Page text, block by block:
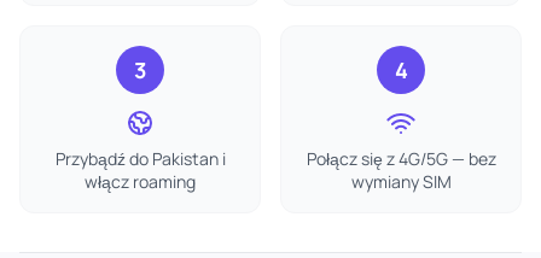
3
Przybądź do Pakistan i
włącz roaming
4
Połącz się z 4G/5G — bez
wymiany SIM